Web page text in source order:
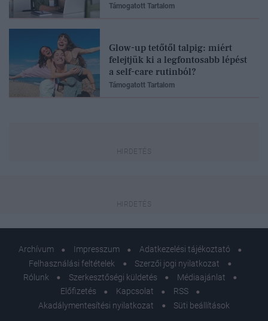
Támogatott Tartalom
Glow-up tetőtől talpig: miért
felejtjük ki a legfontosabb lépést
a self-care rutinból?
Támogatott Tartalom
Archívum Impresszum
Adatkezelési tájékoztató
Felhasználási feltételek
Szerzői jogi nyilatkozat
Rólunk
Szerkesztőségi küldetés
Médiaajánlat
Előfizetés
Kapcsolat
RSS
Akadálymentesítési nyilatkozat
Süti beállítások